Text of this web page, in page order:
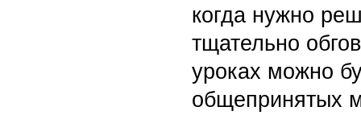
когда нужно
тщательно
уроках можно
общепринятых